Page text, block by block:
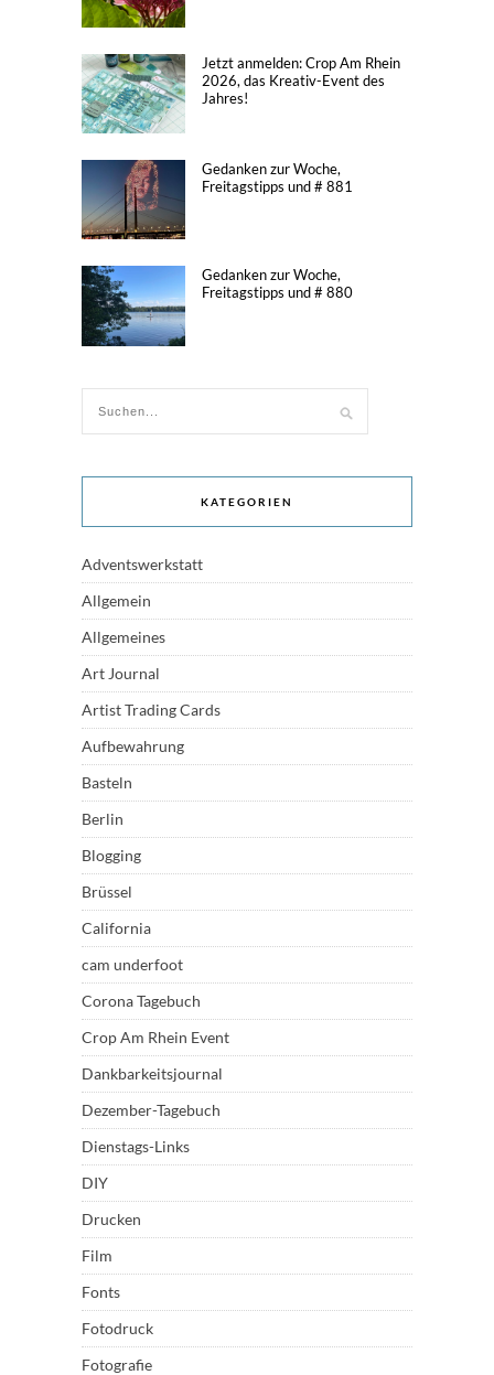
Jetzt anmelden: Crop Am Rhein
2026, das Kreativ-Event des
Jahres!
Gedanken zur Woche,
Freitagstipps und # 881
Gedanken zur Woche,
Freitagstipps und # 880
KATEGORIEN
Adventswerkstatt
Allgemein
Allgemeines
Art Journal
Artist Trading Cards
Aufbewahrung
Basteln
Berlin
Blogging
Brüssel
California
cam underfoot
Corona Tagebuch
Crop Am Rhein Event
Dankbarkeitsjournal
Dezember-Tagebuch
Dienstags-Links
DIY
Drucken
Film
Fonts
Fotodruck
Fotografie